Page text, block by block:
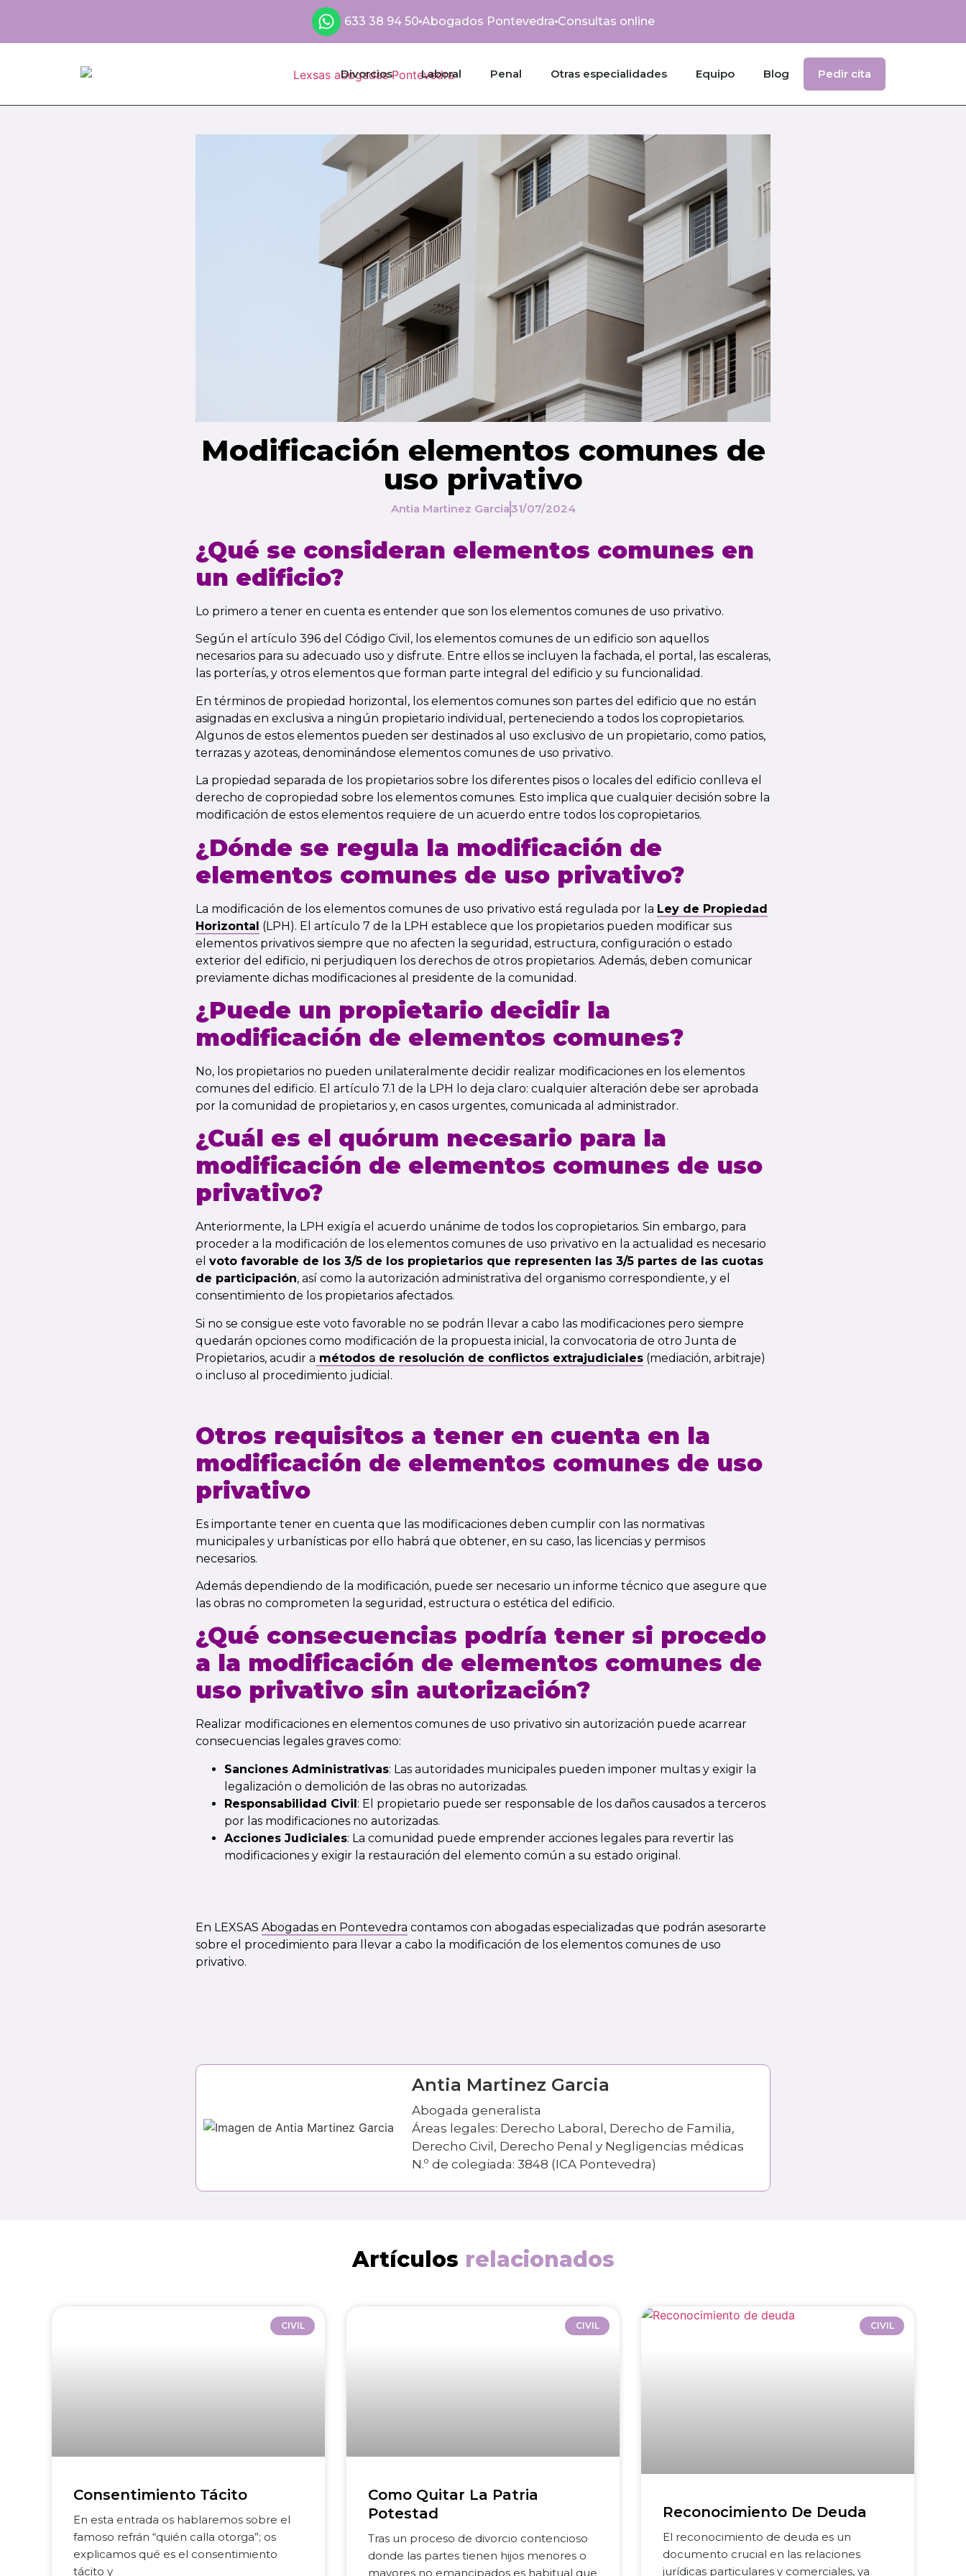
633 38 94 50 Abogados Pontevedra Consultas online
Divorcios Laboral Penal Otras especialidades Equipo Blog Pedir cita
Modificación elementos comunes de
uso privativo
Antia Martinez Garcia31/07/2024
¿Qué se consideran elementos comunes en
un edificio?
Lo primero a tener en cuenta es entender que son los elementos comunes de uso privativo.
Según el artículo 396 del Código Civil, los elementos comunes de un edificio son aquellos
necesarios para su adecuado uso y disfrute. Entre ellos se incluyen la fachada, el portal, las escaleras,
las porterías, y otros elementos que forman parte integral del edificio y su funcionalidad.
En términos de propiedad horizontal, los elementos comunes son partes del edificio que no están
asignadas en exclusiva a ningún propietario individual, perteneciendo a todos los copropietarios.
Algunos de estos elementos pueden ser destinados al uso exclusivo de un propietario, como patios,
terrazas y azoteas, denominándose elementos comunes de uso privativo.
La propiedad separada de los propietarios sobre los diferentes pisos o locales del edificio conlleva el
derecho de copropiedad sobre los elementos comunes. Esto implica que cualquier decisión sobre la
modificación de estos elementos requiere de un acuerdo entre todos los copropietarios.
¿Dónde se regula la modificación de
elementos comunes de uso privativo?
La modificación de los elementos comunes de uso privativo está regulada por la Ley de Propiedad
Horizontal (LPH). El artículo 7 de la LPH establece que los propietarios pueden modificar sus
elementos privativos siempre que no afecten la seguridad, estructura, configuración o estado
exterior del edificio, ni perjudiquen los derechos de otros propietarios. Además, deben comunicar
previamente dichas modificaciones al presidente de la comunidad.
¿Puede un propietario decidir la
modificación de elementos comunes?
No, los propietarios no pueden unilateralmente decidir realizar modificaciones en los elementos
comunes del edificio. El artículo 7.1 de la LPH lo deja claro: cualquier alteración debe ser aprobada
por la comunidad de propietarios y, en casos urgentes, comunicada al administrador.
¿Cuál es el quórum necesario para la
modificación de elementos comunes de uso
privativo?
Anteriormente, la LPH exigía el acuerdo unánime de todos los copropietarios. Sin embargo, para
proceder a la modificación de los elementos comunes de uso privativo en la actualidad es necesario
el voto favorable de los 3/5 de los propietarios que representen las 3/5 partes de las cuotas
de participación, así como la autorización administrativa del organismo correspondiente, y el
consentimiento de los propietarios afectados.
Si no se consigue este voto favorable no se podrán llevar a cabo las modificaciones pero siempre
quedarán opciones como modificación de la propuesta inicial, la convocatoria de otro Junta de
Propietarios, acudir a métodos de resolución de conflictos extrajudiciales (mediación, arbitraje)
o incluso al procedimiento judicial.
Otros requisitos a tener en cuenta en la
modificación de elementos comunes de uso
privativo
Es importante tener en cuenta que las modificaciones deben cumplir con las normativas
municipales y urbanísticas por ello habrá que obtener, en su caso, las licencias y permisos
necesarios.
Además dependiendo de la modificación, puede ser necesario un informe técnico que asegure que
las obras no comprometen la seguridad, estructura o estética del edificio.
¿Qué consecuencias podría tener si procedo
a la modificación de elementos comunes de
uso privativo sin autorización?
Realizar modificaciones en elementos comunes de uso privativo sin autorización puede acarrear
consecuencias legales graves como:
Sanciones Administrativas: Las autoridades municipales pueden imponer multas y exigir la
legalización o demolición de las obras no autorizadas.
Responsabilidad Civil: El propietario puede ser responsable de los daños causados a terceros
por las modificaciones no autorizadas.
Acciones Judiciales: La comunidad puede emprender acciones legales para revertir las
modificaciones y exigir la restauración del elemento común a su estado original.
En LEXSAS Abogadas en Pontevedra contamos con abogadas especializadas que podrán asesorarte
sobre el procedimiento para llevar a cabo la modificación de los elementos comunes de uso
privativo.
Antia Martinez Garcia
Abogada generalista
Áreas legales: Derecho Laboral, Derecho de Familia,
Derecho Civil, Derecho Penal y Negligencias médicas
N.º de colegiada: 3848 (ICA Pontevedra)
Artículos relacionados
CIVIL
Consentimiento Tácito
En esta entrada os hablaremos sobre el
famoso refrán “quién calla otorga”; os
explicamos qué es el consentimiento
tácito y
CIVIL
Como Quitar La Patria
Potestad
Tras un proceso de divorcio contencioso
donde las partes tienen hijos menores o
mayores no emancipados es habitual que
CIVIL
Reconocimiento De Deuda
El reconocimiento de deuda es un
documento crucial en las relaciones
jurídicas particulares y comerciales, ya